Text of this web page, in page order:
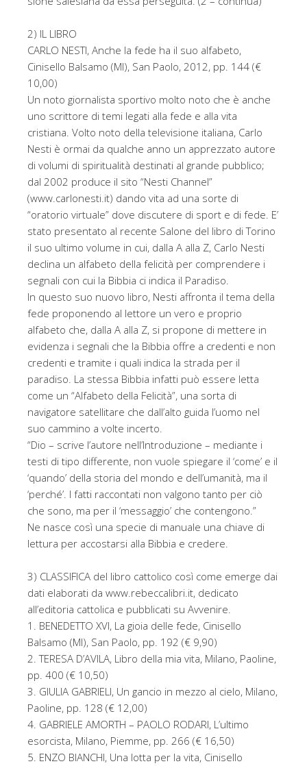
2) IL LIBRO
CARLO NESTI, Anche la fede ha il suo alfabeto,
Cinisello Balsamo (MI), San Paolo, 2012, pp. 144 (€
10,00)
Un noto giornalista sportivo molto noto che è anche
uno scrittore di temi legati alla fede e alla vita
cristiana. Volto noto della televisione italiana, Carlo
Nesti è ormai da qualche anno un apprezzato autore
di volumi di spiritualità destinati al grande pubblico;
dal 2002 produce il sito “Nesti Channel”
(www.carlonesti.it) dando vita ad una sorte di
“oratorio virtuale” dove discutere di sport e di fede. E’
stato presentato al recente Salone del libro di Torino
il suo ultimo volume in cui, dalla A alla Z, Carlo Nesti
declina un alfabeto della felicità per comprendere i
segnali con cui la Bibbia ci indica il Paradiso.
In questo suo nuovo libro, Nesti affronta il tema della
fede proponendo al lettore un vero e proprio
alfabeto che, dalla A alla Z, si propone di mettere in
evidenza i segnali che la Bibbia offre a credenti e non
credenti e tramite i quali indica la strada per il
paradiso. La stessa Bibbia infatti può essere letta
come un “Alfabeto della Felicità”, una sorta di
navigatore satellitare che dall’alto guida l’uomo nel
suo cammino a volte incerto.
“Dio – scrive l’autore nell’Introduzione – mediante i
testi di tipo differente, non vuole spiegare il ‘come’ e il
‘quando’ della storia del mondo e dell’umanità, ma il
‘perché’. I fatti raccontati non valgono tanto per ciò
che sono, ma per il ‘messaggio’ che contengono.”
Ne nasce così una specie di manuale una chiave di
lettura per accostarsi alla Bibbia e credere.
3) CLASSIFICA del libro cattolico così come emerge dai
dati elaborati da www.rebeccalibri.it, dedicato
all’editoria cattolica e pubblicati su Avvenire.
1. BENEDETTO XVI, La gioia delle fede, Cinisello
Balsamo (MI), San Paolo, pp. 192 (€ 9,90)
2. TERESA D’AVILA, Libro della mia vita, Milano, Paoline,
pp. 400 (€ 10,50)
3. GIULIA GABRIELI, Un gancio in mezzo al cielo, Milano,
Paoline, pp. 128 (€ 12,00)
4. GABRIELE AMORTH – PAOLO RODARI, L’ultimo
esorcista, Milano, Piemme, pp. 266 (€ 16,50)
5. ENZO BIANCHI, Una lotta per la vita, Cinisello